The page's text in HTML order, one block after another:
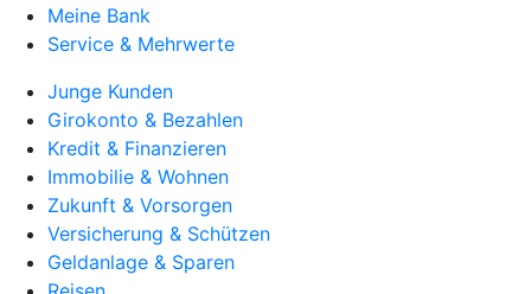
Meine Bank
Service & Mehrwerte
Junge Kunden
Girokonto & Bezahlen
Kredit & Finanzieren
Immobilie & Wohnen
Zukunft & Vorsorgen
Versicherung & Schützen
Geldanlage & Sparen